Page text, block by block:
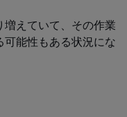
えていて、その作業
可能性もある状況にな